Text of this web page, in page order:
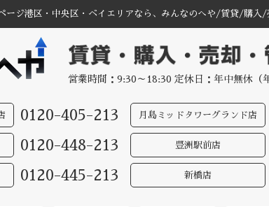
ージ港区・中央区・ベイエリアなら、みんなのへや/賃貸/購入
営業時間：9:30～18:30 定休日：年中無休（
0120-405-213 月島ミッドタワーグランド店
0120-448-213 豊洲駅前店
0120-445-213 新橋店